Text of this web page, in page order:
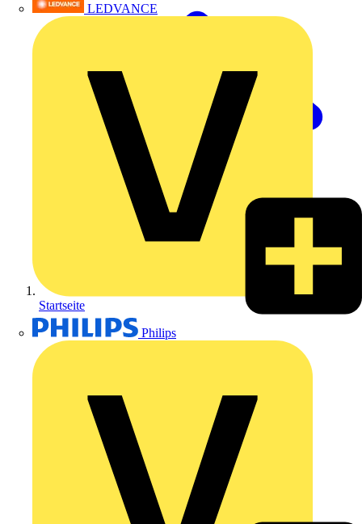
LEDVANCE
Philips
Startseite